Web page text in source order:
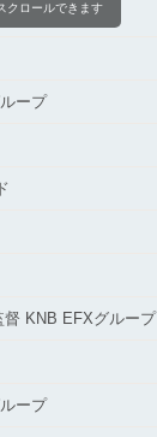
ープ
督 KNB EFXグループ
ープ
クロールできます